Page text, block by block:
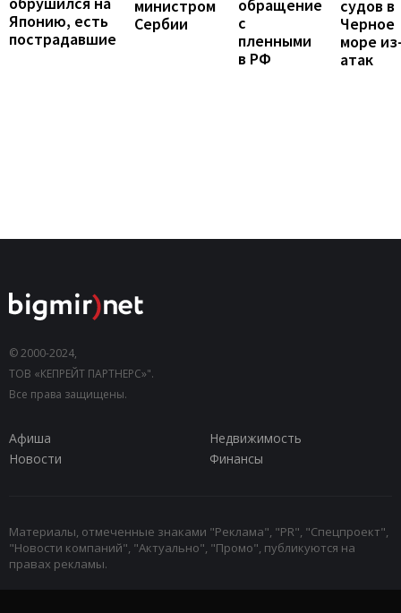
Японию, есть
пострадавшие
министром
Сербии
обращение
с
пленными
в РФ
судов в
Черное
море
атак
© 2000-2024,
ТОВ «КЕПРЕЙТ ПАРТНЕРС»".
Все права защищены.
Афиша
Недвижимость
Новости
Финансы
Материалы, отмеченные знаками "Реклама", "PR", "Спецпроект",
"Новости компаний", "Актуально", "Промо", публикуются на
правах рекламы.